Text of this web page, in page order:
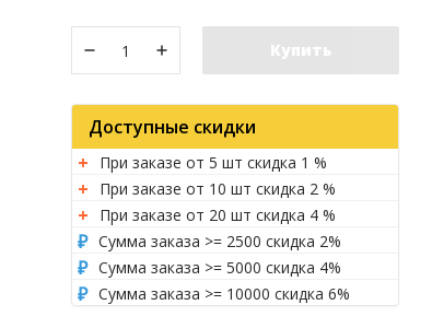
Купить
Доступные скидки
При заказе от 5 шт скидка 1 %
При заказе от 10 шт скидка 2 %
При заказе от 20 шт скидка 4 %
Сумма заказа >= 2500 скидка 2%
Сумма заказа >= 5000 скидка 4%
Сумма заказа >= 10000 скидка 6%